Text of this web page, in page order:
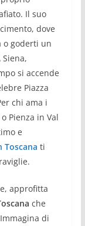
Il suo
dove
o goderti un
si accende
Piazza
chi ama i
Pienza in Val
e
Toscana ti
approfitta
che
di